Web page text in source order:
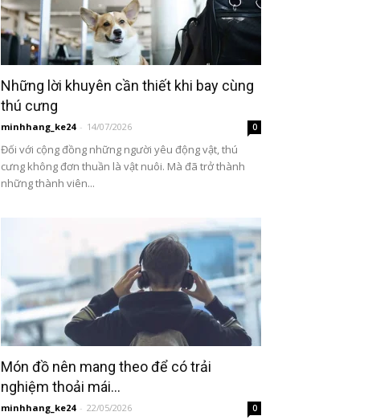
Những lời khuyên cần thiết khi bay cùng
thú cưng
minhhang_ke24 - 14/07/2026 0
Đối với cộng đồng những người yêu động vật, thú
cưng không đơn thuần là vật nuôi. Mà đã trở thành
những thành viên...
Món đồ nên mang theo để có trải
nghiệm thoải mái...
minhhang_ke24 - 22/05/2026 0